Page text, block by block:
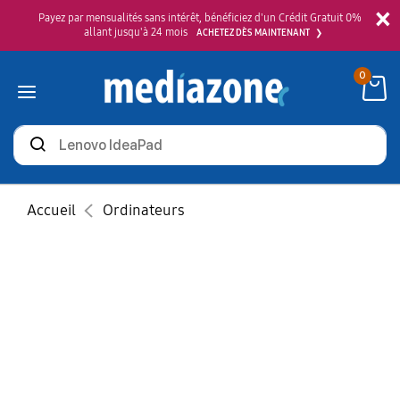
×
Payez par mensualités sans intérêt, bénéficiez d'un Crédit Gratuit 0%
allant jusqu'à 24 mois
ACHETEZ DÈS MAINTENANT
Rechercher
des
produits
0
Accueil Ordinateurs